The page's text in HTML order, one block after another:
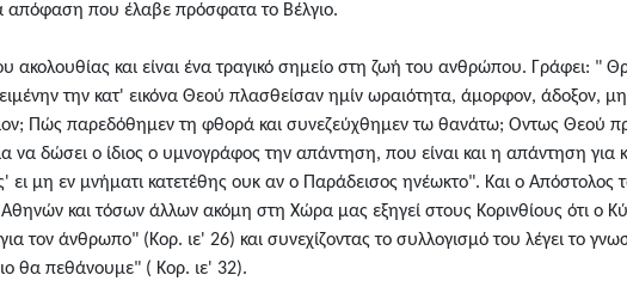
απόφαση που έλαβε πρόσφατα το Βέλγιο.
ακολουθίας και είναι ένα τραγικό σημείο στη ζωή του ανθρώπου. Γράφει: "
την κατ' εικόνα Θεού πλασθείσαν ημίν ωραιότητα, άμορφον, άδοξον,
Πώς παρεδόθημεν τη φθορά και συνεζεύχθημεν τω θανάτω; Οντως Θεού
να δώσει ο ίδιος ο υμνογράφος την απάντηση, που είναι και η απάντηση για
ει μη εν μνήματι κατετέθης ουκ αν ο Παράδεισος ηνέωκτο". Και ο Απόστολος
και τόσων άλλων ακόμη στη Χώρα μας εξηγεί στους Κορινθίους ότι ο
τον άνθρωπο" (Κορ. ιε' 26) και συνεχίζοντας το συλλογισμό του λέγει το
θα πεθάνουμε" ( Κορ. ιε' 32).